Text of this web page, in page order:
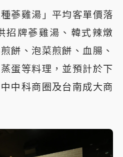
蔘雞湯」平均客單價落
牌蔘雞湯、韓式辣燉
餅、泡菜煎餅、血腸、
蛋等料理，並預計於下
中科商圈及台南成大商